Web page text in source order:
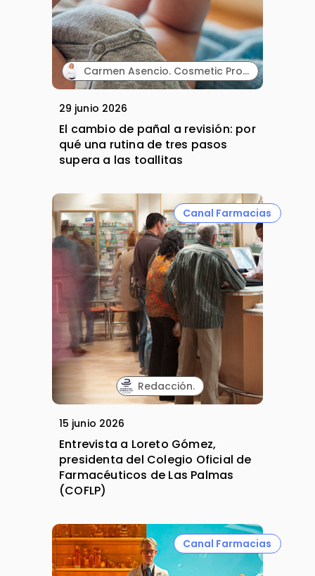
Carmen Asencio. Cosmetic Product Manager. Suavinex.
29 junio 2026
El cambio de pañal a revisión: por
qué una rutina de tres pasos
supera a las toallitas
Canal Farmacias
Redacción.
15 junio 2026
Entrevista a Loreto Gómez,
presidenta del Colegio Oficial de
Farmacéuticos de Las Palmas
(COFLP)
Canal Farmacias